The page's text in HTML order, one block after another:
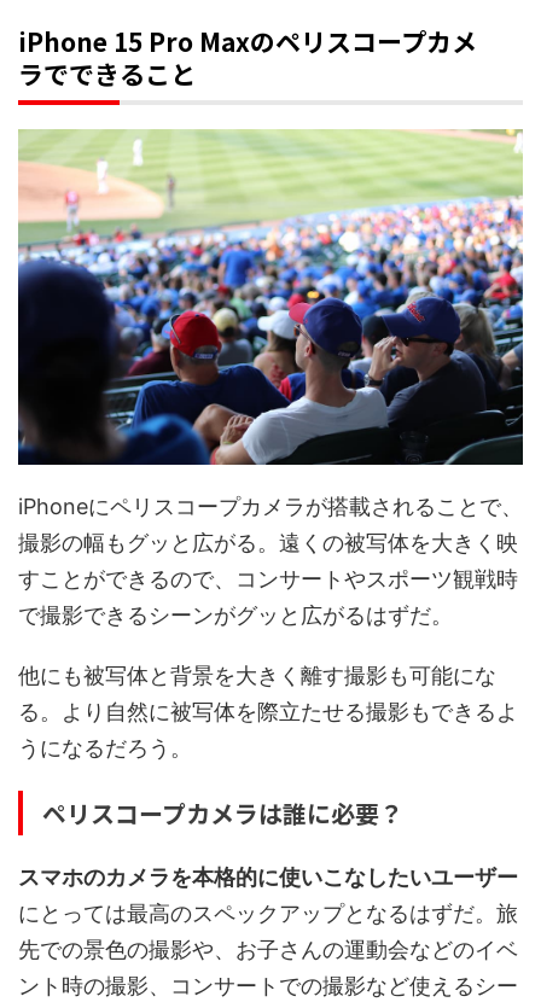
iPhone 15 Pro Maxのペリスコープカメ
ラでできること
iPhoneにペリスコープカメラが搭載されることで、
撮影の幅もグッと広がる。遠くの被写体を大きく映
すことができるので、コンサートやスポーツ観戦時
で撮影できるシーンがグッと広がるはずだ。
他にも被写体と背景を大きく離す撮影も可能にな
る。より自然に被写体を際立たせる撮影もできるよ
うになるだろう。
ペリスコープカメラは誰に必要？
スマホのカメラを本格的に使いこなしたいユーザー
にとっては最高のスペックアップとなるはずだ。旅
先での景色の撮影や、お子さんの運動会などのイベ
ント時の撮影、コンサートでの撮影など使えるシー